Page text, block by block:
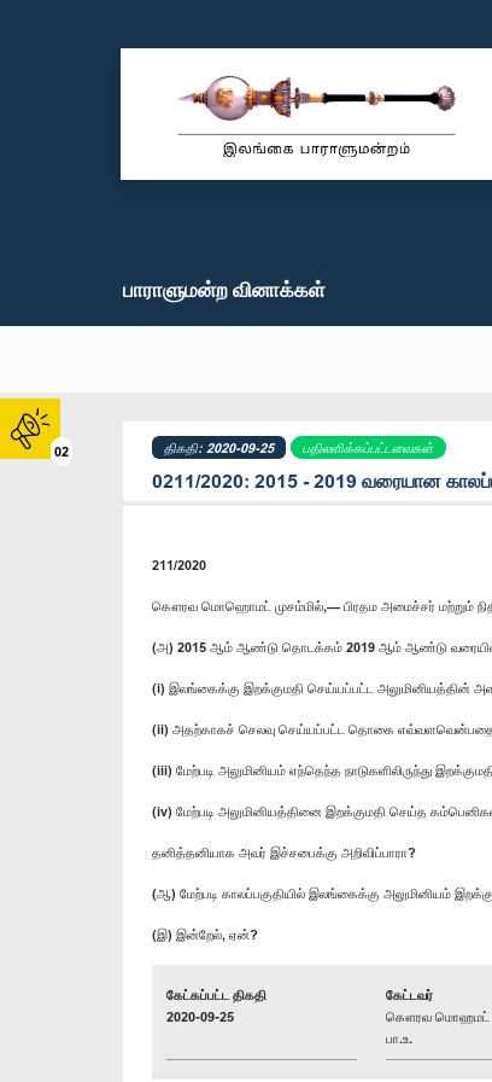
02
பாராளுமன்ற வினாக்கள்
திகதி: 2020-09-25 பதிலளிக்கப்பட்டவைகள்
0211/2020: 2015 - 2019 வரையான
211/2020
கௌரவ மொஹொமட் முசம்மில்,— பிரதம அமைச்சர் மற்றும்
(அ) 2015 ஆம் ஆண்டு தொடக்கம் 2019 ஆம் ஆண்டு
(i) இலங்கைக்கு இறக்குமதி செய்யப்பட்ட அலுமினியத்தின்
(ii) அதற்காகச் செலவு செய்யப்பட்ட தொகை
(iii) மேற்படி அலுமினியம் எந்தெந்த நாடுகளிலிருந்து
(iv) மேற்படி அலுமினியத்தினை இறக்குமதி செய்த
தனித்தனியாக அவர் இச்சபைக்கு அறிவிப்பாரா?
(ஆ) மேற்படி காலப்பகுதியில் இலங்கைக்கு அலுமினியம்
(இ) இன்றேல், ஏன்?
கேட்கப்பட்ட திகதி
2020-09-25
கேட்டவர்
கௌரவ மொஹமட்
பா.உ.